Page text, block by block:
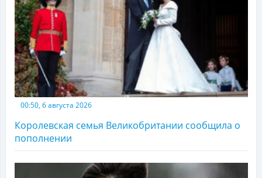
00:50, 6 августа 2026
Королевская семья Великобритании сообщила о
пополнении